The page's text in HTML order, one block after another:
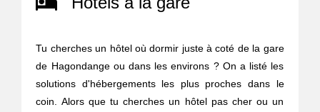
Tu cherches un hôtel où dormir juste à coté de la gare
de Hagondange ou dans les environs ? On a listé les
solutions d'hébergements les plus proches dans le
coin. Alors que tu cherches un hôtel pas cher ou un